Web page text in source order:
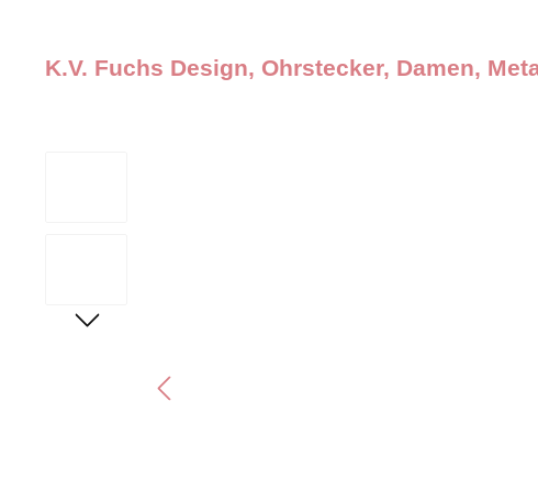
K.V. Fuchs Design, Ohrstecker, Damen,